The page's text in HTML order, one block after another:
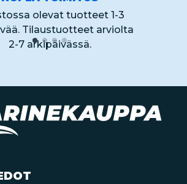
olevat tuotteet 1-3
Tilaustuotteet arviolta
2-7 arkipäivässä.